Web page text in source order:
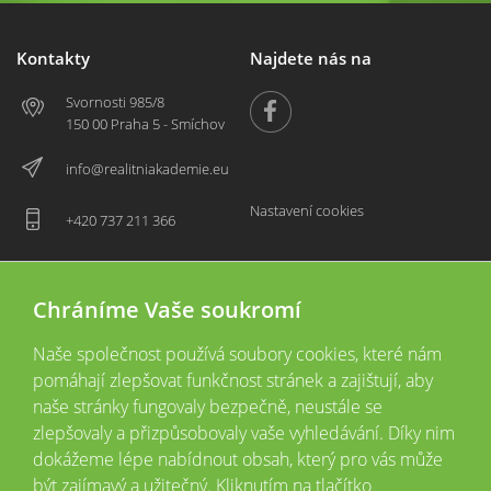
Kontakty
Svornosti 985/8
150 00 Praha 5 - Smíchov
info@realitniakademie.eu
+420 737 211 366
Najdete nás na
Nastavení cookies
2026 © CopyrightVšechna práva vyhrazena
Tyto webové stránky jsou provozovány společností Realitní akademie České
Chráníme Vaše soukromí
Naše společnost používá soubory cookies, které nám
pomáhají zlepšovat funkčnost stránek a zajištují, aby
naše stránky fungovaly bezpečně, neustále se
zlepšovaly a přizpůsobovaly vaše vyhledávání. Díky nim
dokážeme lépe nabídnout obsah, který pro vás může
být zajímavý a užitečný. Kliknutím na tlačítko